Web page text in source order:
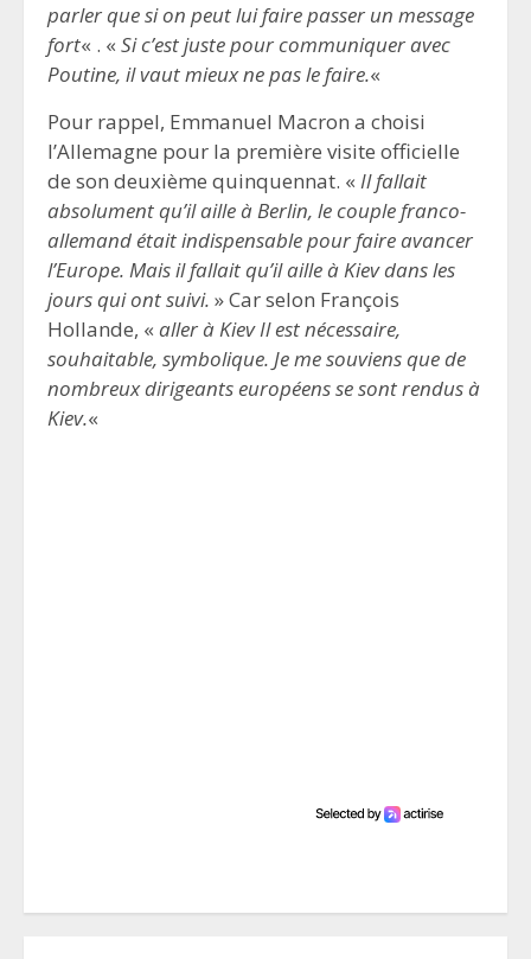
parler que si on peut lui faire passer un message
fort« . « Si c’est juste pour communiquer avec
Poutine, il vaut mieux ne pas le faire.«
Pour rappel, Emmanuel Macron a choisi
l’Allemagne pour la première visite officielle
de son deuxième quinquennat. « Il fallait
absolument qu’il aille à Berlin, le couple franco-
allemand était indispensable pour faire avancer
l’Europe. Mais il fallait qu’il aille à Kiev dans les
jours qui ont suivi. » Car selon François
Hollande, « aller à Kiev Il est nécessaire,
souhaitable, symbolique. Je me souviens que de
nombreux dirigeants européens se sont rendus à
Kiev.«